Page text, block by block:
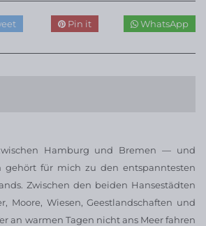
Pin it WhatsApp
Hamburg und Bremen — und
gehört für mich zu den entspanntesten
Zwischen den beiden Hansestädten
Moore, Wiesen, Geestlandschaften und
an warmen Tagen nicht ans Meer fahren